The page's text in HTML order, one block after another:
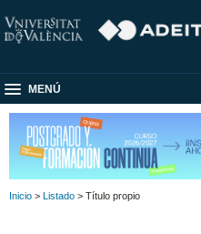
MENÚ
Inicio > Listado > Título propio